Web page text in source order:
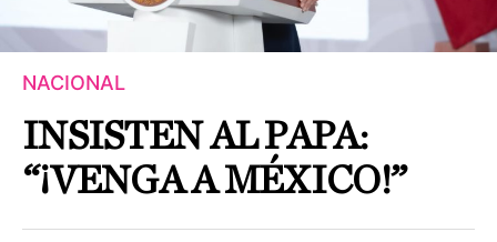
NACIONAL
INSISTEN AL PAPA:
“¡VENGA A MÉXICO!”